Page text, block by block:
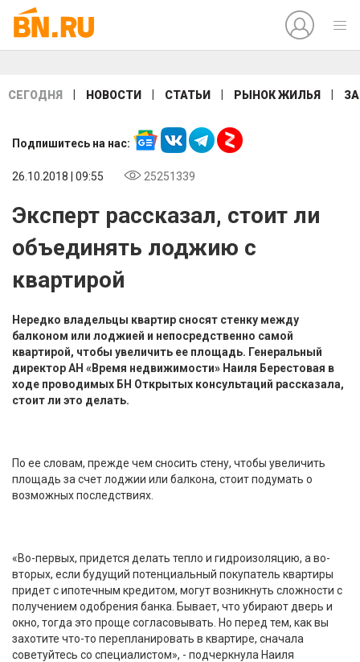
СЕГОДНЯ НОВОСТИ СТАТЬИ РЫНОК ЖИЛЬЯ
Подпишитесь на нас:
26.10.2018 | 09:55 25251339
Эксперт рассказал, стоит ли
объединять лоджию с
квартирой
Нередко владельцы квартир сносят стенку между
балконом или лоджией и непосредственно самой
квартирой, чтобы увеличить ее площадь. Генеральный
директор АН «Время недвижимости» Наиля Берестовая в
ходе проводимых БН Открытых консультаций рассказала,
стоит ли это делать.
По ее словам, прежде чем сносить стену, чтобы увеличить
площадь за счет лоджии или балкона, стоит подумать о
возможных последствиях.
«Во-первых, придется делать тепло и гидроизоляцию, а во-
вторых, если будущий потенциальный покупатель квартиры
придет с ипотечным кредитом, могут возникнуть сложности с
получением одобрения банка. Бывает, что убирают дверь и
окно, тогда это проще согласовывать. Но перед тем, как вы
захотите что-то перепланировать в квартире, сначала
советуйтесь со специалистом», - подчеркнула Наиля